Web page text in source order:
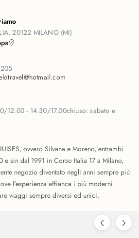
20122 MILANO (MI)
12.00 - 14.30/17.00chiuso:sabato e
ovvero Silvana e Moreno, entrambi
sin dal 1991 in Corso Italia 17 a Milano,
negozio diventato negli anni sempre più
l'esperienza affianca i più moderni
viaggi sempre diversi ed unici.